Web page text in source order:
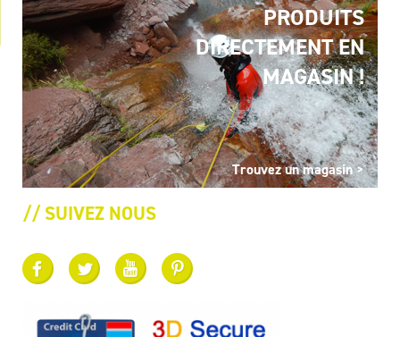
PRODUITS
DIRECTEMENT EN
MAGASIN !
Trouvez un magasin >
// SUIVEZ NOUS